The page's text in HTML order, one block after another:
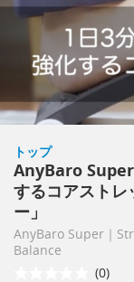
トップ
AnyBaro Super
するコアストレ
ー」
AnyBaro Super｜
Balance
(0)